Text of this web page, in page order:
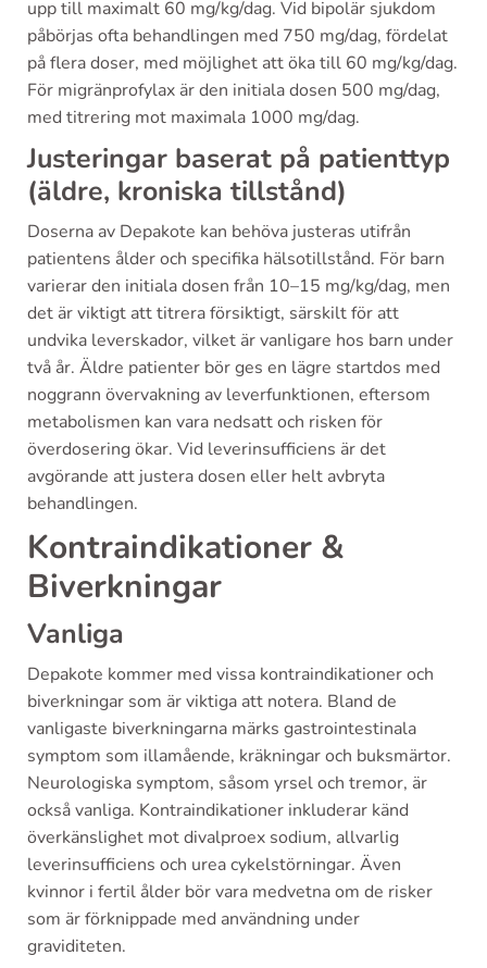
upp till maximalt 60 mg/kg/dag. Vid bipolär sjukdom
påbörjas ofta behandlingen med 750 mg/dag, fördelat
på flera doser, med möjlighet att öka till 60 mg/kg/dag.
För migränprofylax är den initiala dosen 500 mg/dag,
med titrering mot maximala 1000 mg/dag.
Justeringar baserat på patienttyp
(äldre, kroniska tillstånd)
Doserna av Depakote kan behöva justeras utifrån
patientens ålder och specifika hälsotillstånd. För barn
varierar den initiala dosen från 10–15 mg/kg/dag, men
det är viktigt att titrera försiktigt, särskilt för att
undvika leverskador, vilket är vanligare hos barn under
två år. Äldre patienter bör ges en lägre startdos med
noggrann övervakning av leverfunktionen, eftersom
metabolismen kan vara nedsatt och risken för
överdosering ökar. Vid leverinsufficiens är det
avgörande att justera dosen eller helt avbryta
behandlingen.
Kontraindikationer &
Biverkningar
Vanliga
Depakote kommer med vissa kontraindikationer och
biverkningar som är viktiga att notera. Bland de
vanligaste biverkningarna märks gastrointestinala
symptom som illamående, kräkningar och buksmärtor.
Neurologiska symptom, såsom yrsel och tremor, är
också vanliga. Kontraindikationer inkluderar känd
överkänslighet mot divalproex sodium, allvarlig
leverinsufficiens och urea cykelstörningar. Även
kvinnor i fertil ålder bör vara medvetna om de risker
som är förknippade med användning under
graviditeten.